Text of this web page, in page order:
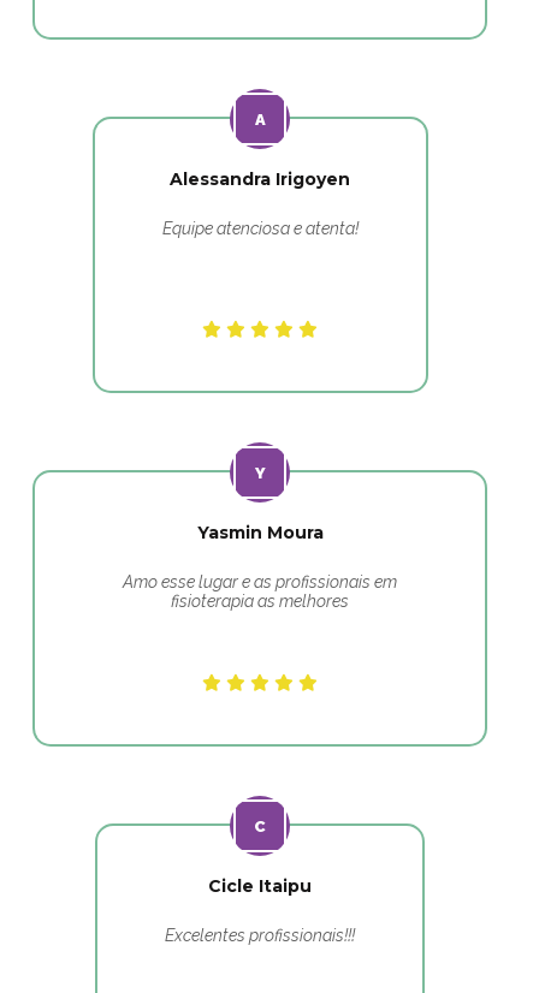
Alessandra Irigoyen
Equipe atenciosa e atenta!
Yasmin Moura
Amo esse lugar e as profissionais em
fisioterapia as melhores
Cicle Itaipu
Excelentes profissionais!!!